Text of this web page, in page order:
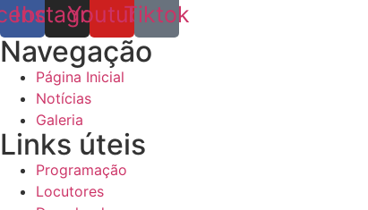
Instagram
YoutubeTiktok
Navegação
Página Inicial
Notícias
Galeria
Links úteis
Programação
Locutores